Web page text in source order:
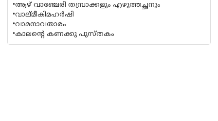
•ആഴ് ‌വാഞ്ചേരി തമ്പ്രാക്കളും എഴുത്തച്ഛനും
•വാല്‌മീകിമഹർഷി
•വാമനാവതാരം
•കാലന്റെ കണക്കു പുസ്‌തകം